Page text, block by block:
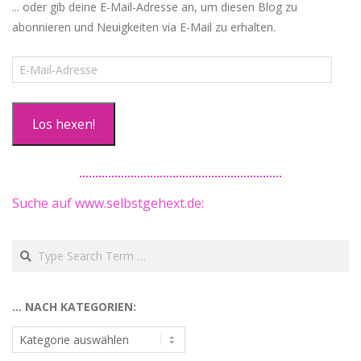
... oder gib deine E-Mail-Adresse an, um diesen Blog zu
abonnieren und Neuigkeiten via E-Mail zu erhalten.
E-
Mail-
Los hexen!
Suche auf www.selbstgehext.de:
Search
… NACH KATEGORIEN:
…
nach